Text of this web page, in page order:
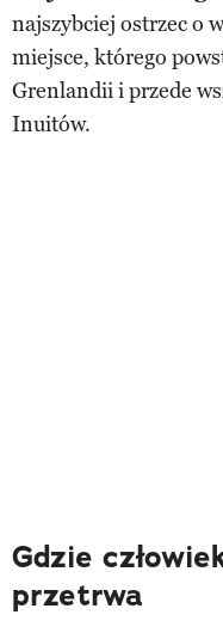
najszybciej ostrzec o
miejsce, którego
Grenlandii i przede
Inuitów.
Gdzie
przetrwa